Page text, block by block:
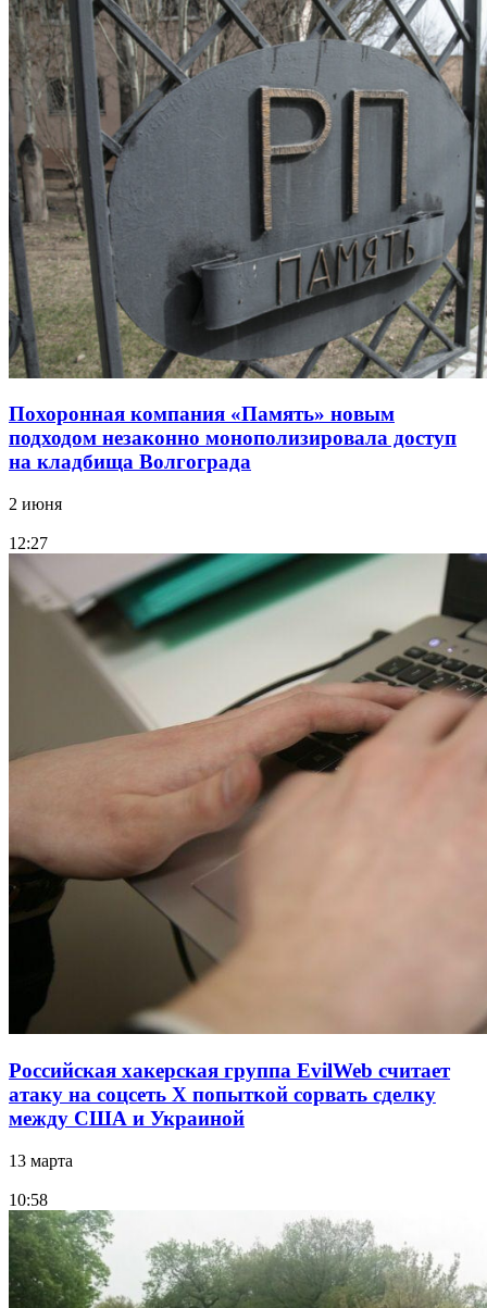
Похоронная компания «Память» новым
подходом незаконно монополизировала доступ
на кладбища Волгограда
2 июня
12:27
Российская хакерская группа EvilWeb считает
атаку на соцсеть Х попыткой сорвать сделку
между США и Украиной
13 марта
10:58